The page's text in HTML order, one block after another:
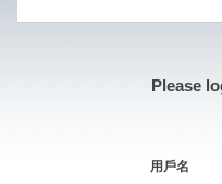
Please
用戶名